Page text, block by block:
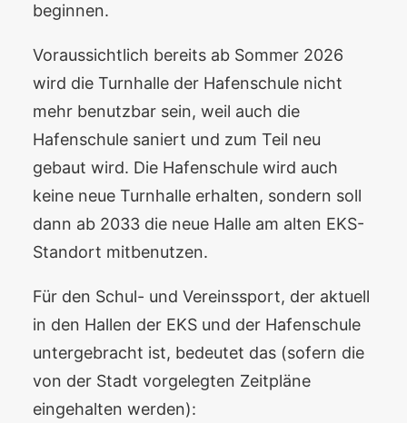
beginnen.
Voraussichtlich bereits ab Sommer 2026
wird die Turnhalle der Hafenschule nicht
mehr benutzbar sein, weil auch die
Hafenschule saniert und zum Teil neu
gebaut wird. Die Hafenschule wird auch
keine neue Turnhalle erhalten, sondern soll
dann ab 2033 die neue Halle am alten EKS-
Standort mitbenutzen.
Für den Schul- und Vereinssport, der aktuell
in den Hallen der EKS und der Hafenschule
untergebracht ist, bedeutet das (sofern die
von der Stadt vorgelegten Zeitpläne
eingehalten werden):